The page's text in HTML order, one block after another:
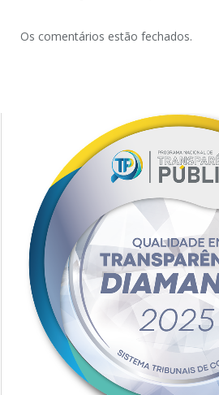
Os comentários estão fechados.